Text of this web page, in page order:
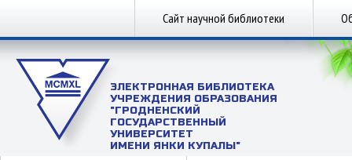
Сайт научной библиотеки
ЭЛЕКТРОННАЯ БИБЛИОТЕКА
УЧРЕЖДЕНИЯ ОБРАЗОВАНИЯ
"ГРОДНЕНСКИЙ
ГОСУДАРСТВЕННЫЙ
УНИВЕРСИТЕТ
ИМЕНИ ЯНКИ КУПАЛЫ"